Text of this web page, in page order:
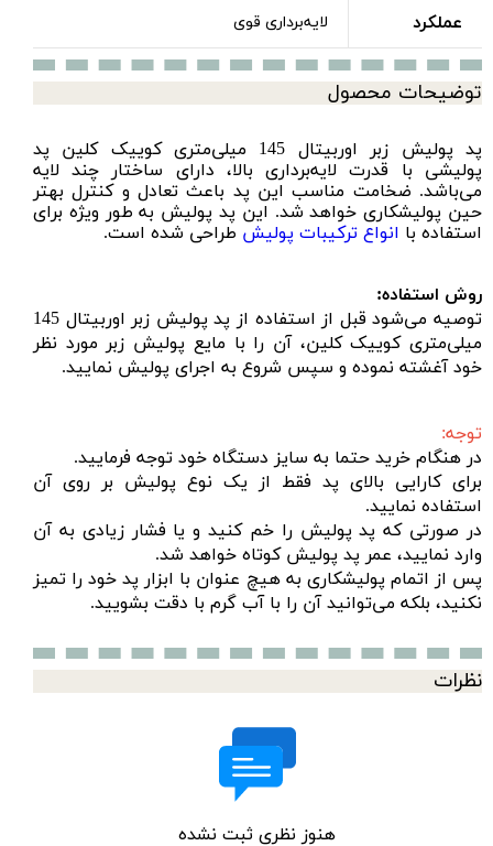
عملکرد لایه‌برداری قوی
توضیحات محصول
پد پولیش زبر اوربیتال 145 میلی‌متری کوییک کلین پد
پولیشی با قدرت لایه‌برداری بالا، دارای ساختار چند لایه
می‌باشد. ضخامت مناسب این پد باعث تعادل و کنترل بهتر
حین پولیشکاری خواهد شد. این پد پولیش به طور ویژه برای
استفاده با انواع ترکیبات پولیش طراحی شده است.
روش استفاده:
توصیه می‌شود قبل از استفاده از
پد پولیش زبر اوربیتال 145
میلی‌متری کوییک کلین، آن را با مایع پولیش زبر مورد نظر
خود آغشته نموده و سپس شروع به اجرای پولیش نمایید.
توجه:
در هنگام خرید حتما به سایز دستگاه خود توجه فرمایید.
برای کارایی بالای پد فقط از یک نوع پولیش بر روی آن
استفاده نمایید.
در صورتی که پد پولیش را خم کنید و یا فشار زیادی به آن
وارد نمایید، عمر پد پولیش کوتاه خواهد شد.
پس از اتمام پولیشکاری به هیچ عنوان با ابزار پد خود را تمیز
نکنید، بلکه می‌توانید آن را با آب گرم با دقت بشویید.
نظرات
هنوز نظری ثبت نشده